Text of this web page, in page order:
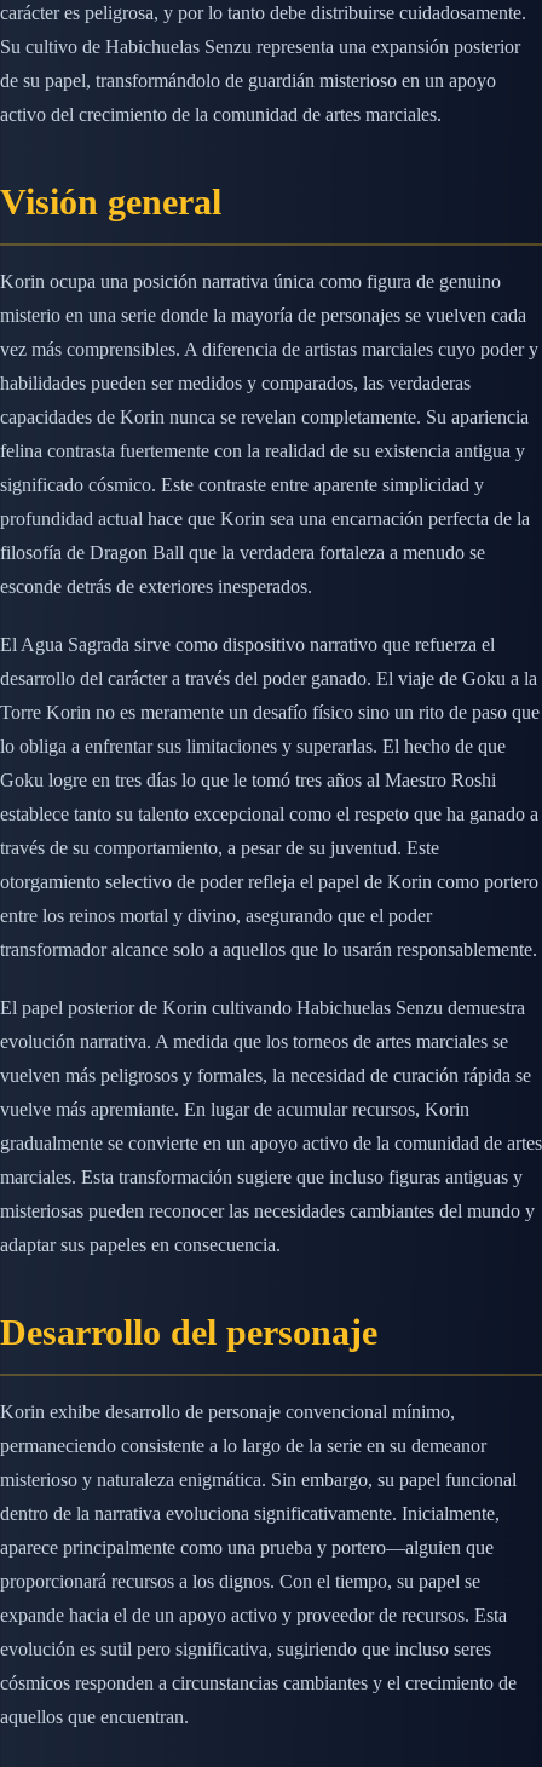
carácter es peligrosa, y por lo tanto debe distribuirse cuidadosamente.
Su cultivo de Habichuelas Senzu representa una expansión posterior
de su papel, transformándolo de guardián misterioso en un apoyo
activo del crecimiento de la comunidad de artes marciales.
Visión general
Korin ocupa una posición narrativa única como figura de genuino
misterio en una serie donde la mayoría de personajes se vuelven cada
vez más comprensibles. A diferencia de artistas marciales cuyo poder y
habilidades pueden ser medidos y comparados, las verdaderas
capacidades de Korin nunca se revelan completamente. Su apariencia
felina contrasta fuertemente con la realidad de su existencia antigua y
significado cósmico. Este contraste entre aparente simplicidad y
profundidad actual hace que Korin sea una encarnación perfecta de la
filosofía de Dragon Ball que la verdadera fortaleza a menudo se
esconde detrás de exteriores inesperados.
El Agua Sagrada sirve como dispositivo narrativo que refuerza el
desarrollo del carácter a través del poder ganado. El viaje de Goku a la
Torre Korin no es meramente un desafío físico sino un rito de paso que
lo obliga a enfrentar sus limitaciones y superarlas. El hecho de que
Goku logre en tres días lo que le tomó tres años al Maestro Roshi
establece tanto su talento excepcional como el respeto que ha ganado a
través de su comportamiento, a pesar de su juventud. Este
otorgamiento selectivo de poder refleja el papel de Korin como portero
entre los reinos mortal y divino, asegurando que el poder
transformador alcance solo a aquellos que lo usarán responsablemente.
El papel posterior de Korin cultivando Habichuelas Senzu demuestra
evolución narrativa. A medida que los torneos de artes marciales se
vuelven más peligrosos y formales, la necesidad de curación rápida se
vuelve más apremiante. En lugar de acumular recursos, Korin
gradualmente se convierte en un apoyo activo de la comunidad de artes
marciales. Esta transformación sugiere que incluso figuras antiguas y
misteriosas pueden reconocer las necesidades cambiantes del mundo y
adaptar sus papeles en consecuencia.
Desarrollo del personaje
Korin exhibe desarrollo de personaje convencional mínimo,
permaneciendo consistente a lo largo de la serie en su demeanor
misterioso y naturaleza enigmática. Sin embargo, su papel funcional
dentro de la narrativa evoluciona significativamente. Inicialmente,
aparece principalmente como una prueba y portero—alguien que
proporcionará recursos a los dignos. Con el tiempo, su papel se
expande hacia el de un apoyo activo y proveedor de recursos. Esta
evolución es sutil pero significativa, sugiriendo que incluso seres
cósmicos responden a circunstancias cambiantes y el crecimiento de
aquellos que encuentran.